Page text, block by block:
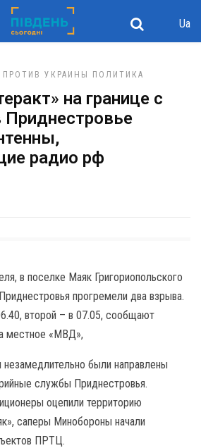
Ua
УКРАИНЫ ПОЛИТИКА
на границе с
Приднестровье
радио рф
в поселке Маяк Григориопольского
прогремели два взрыва.
второй – в 07.05, сообщают
местное «МВД»,
были направлены
службы Приднестровья.
оцепили территорию
саперы Минобороны начали
ПРТЦ.